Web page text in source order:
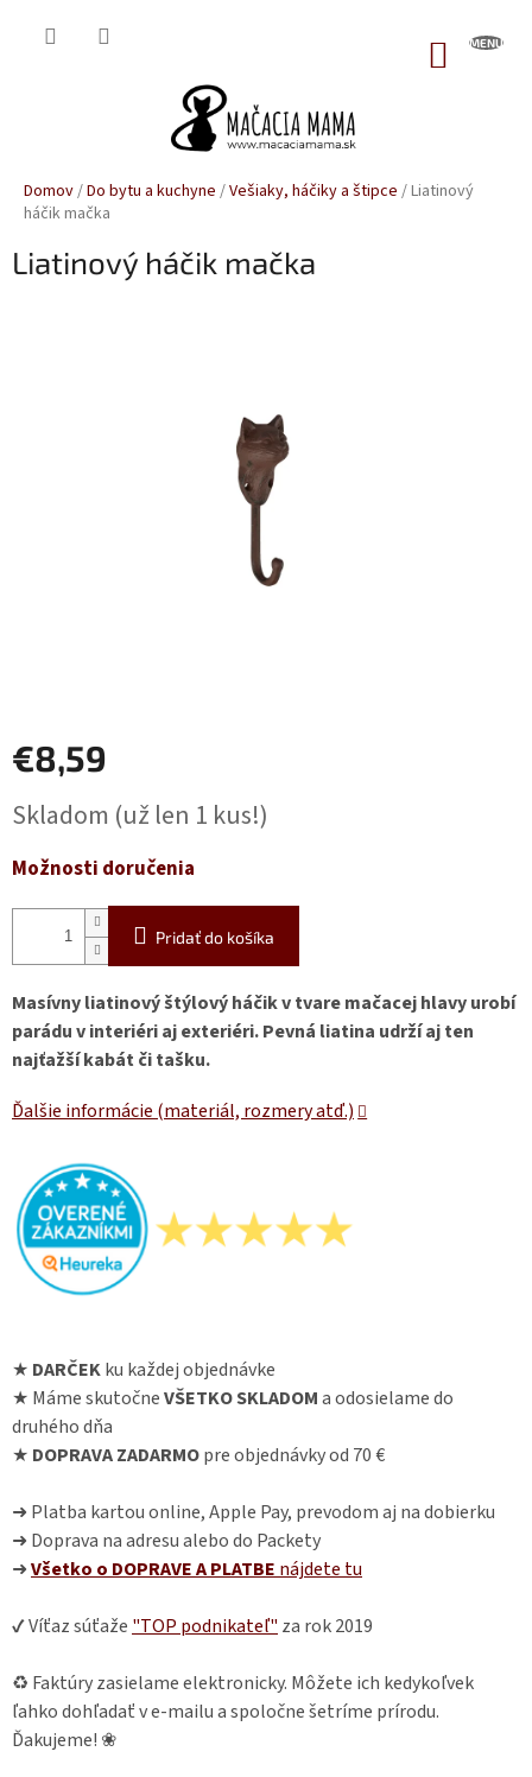
Domov/Do bytu a kuchyne /Vešiaky, háčiky a štipce /Liatinový
háčik mačka
Liatinový háčik mačka
€8,59
cena:
Skladom (už len 1 kus!)
Možnosti doručenia
Pridať do košíka
Masívny liatinový štýlový háčik v tvare mačacej hlavy urobí
parádu v interiéri aj exteriéri. Pevná liatina udrží aj ten
najťažší kabát či tašku.
Ďalšie informácie (materiál, rozmery atď.)
★ DARČEKku každej objednávke
★ Máme skutočneVŠETKO SKLADOMa odosielame do
druhého dňa
★ DOPRAVA ZADARMOpre objednávky od 70 €
➜ Platba kartou online, Apple Pay, prevodom aj na dobierku
➜ Doprava na adresu alebo do Packety
➜Všetko o DOPRAVE A PLATBE nájdete tu
✔ Víťaz súťaže "TOP podnikateľ" za rok 2019
♻ Faktúry zasielame elektronicky. Môžete ich kedykoľvek
ľahko dohľadať v e-mailu a spoločne šetríme prírodu.
Ďakujeme! ❀